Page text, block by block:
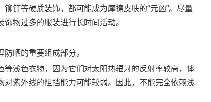
钉等硬质装饰，都可能成为摩擦皮肤的“元凶”。尽量
物过多的服装进行长时间活动。
晒的重要组成部分。
等浅色衣物，因为它们对太阳热辐射的反射率较高，体
紫外线的阻挡能力可能较弱。因此，不能完全依赖浅